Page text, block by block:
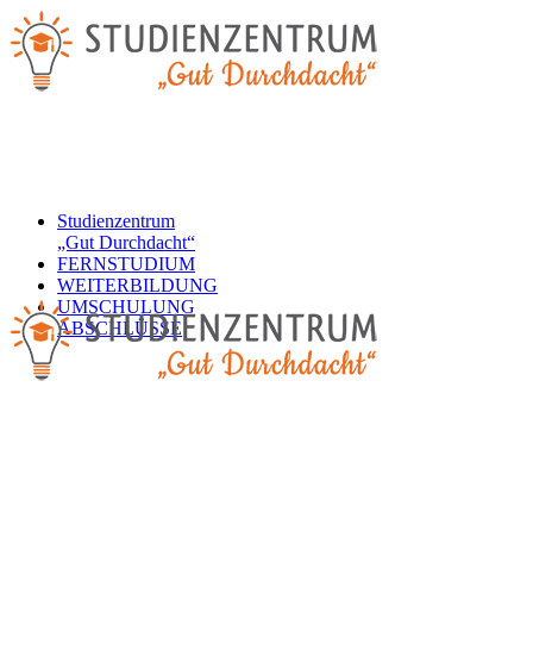
Studienzentrum
„Gut Durchdacht“
FERNSTUDIUM
WEITERBILDUNG
UMSCHULUNG
ABSCHLÜSSE